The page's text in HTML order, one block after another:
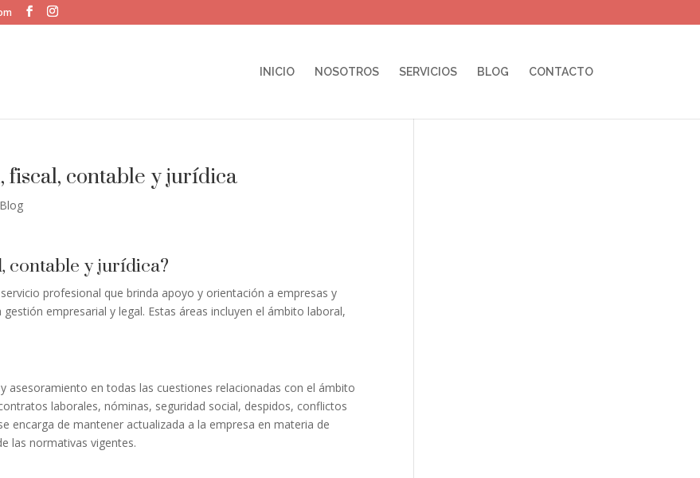
INICIO NOSOTROS SERVICIOS BLOG CONTACTO
contable y jurídica
Blog
contable y jurídica?
profesional que brinda apoyo y orientación a empresas y
empresarial y legal. Estas áreas incluyen el ámbito laboral,
asesoramiento en todas las cuestiones relacionadas con el ámbito
laborales, nóminas, seguridad social, despidos, conflictos
encarga de mantener actualizada a la empresa en materia de
las normativas vigentes.